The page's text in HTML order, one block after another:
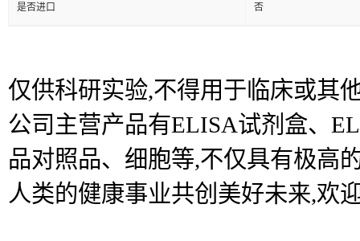
是否进口 否
仅供科研实验,不得用于临床或其
公司主营产品有ELISA试剂盒、
品对照品、细胞等,不仅具有极高
人类的健康事业共创美好未来,欢